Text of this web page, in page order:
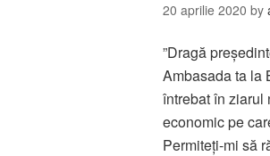
20 aprilie 2020 by
”Dragă
Ambasada ta la
întrebat în ziarul
economic pe
Permiteți-mi să